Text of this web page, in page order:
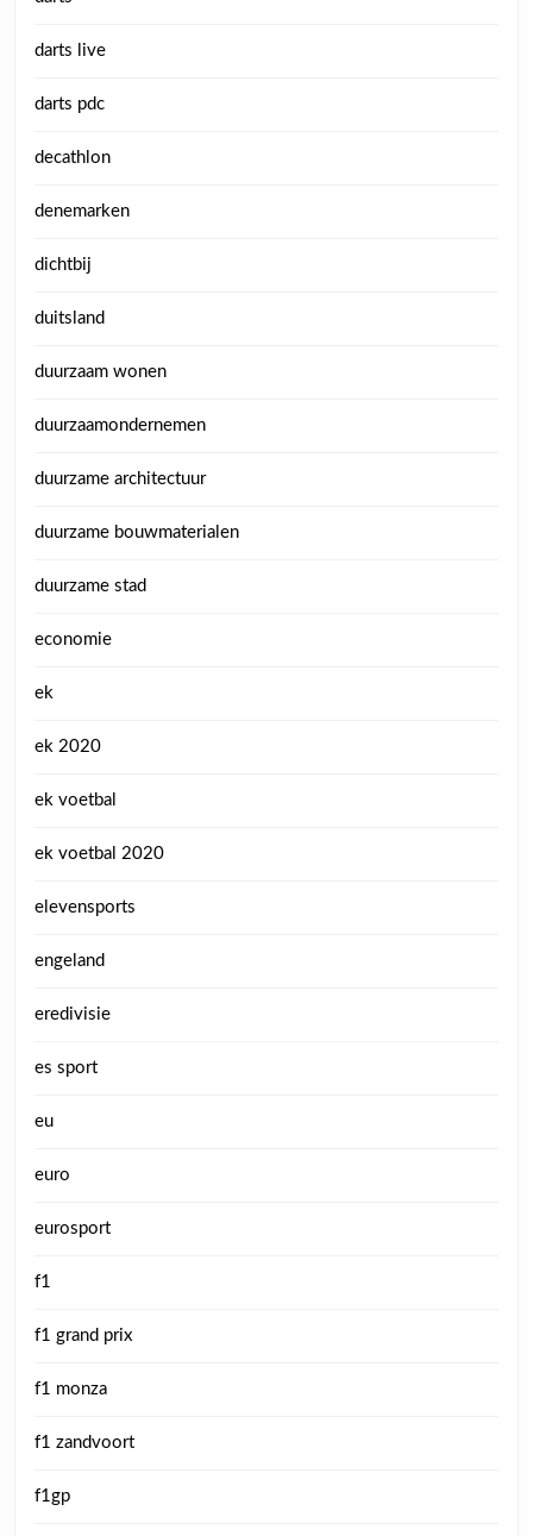
darts live
darts pdc
decathlon
denemarken
dichtbij
duitsland
duurzaam wonen
duurzaamondernemen
duurzame architectuur
duurzame bouwmaterialen
duurzame stad
economie
ek
ek 2020
ek voetbal
ek voetbal 2020
elevensports
engeland
eredivisie
es sport
eu
euro
eurosport
f1
f1 grand prix
f1 monza
f1 zandvoort
f1gp